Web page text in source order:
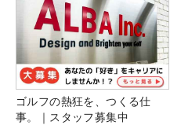
ゴルフの熱狂を、つくる仕
事。｜スタッフ募集中